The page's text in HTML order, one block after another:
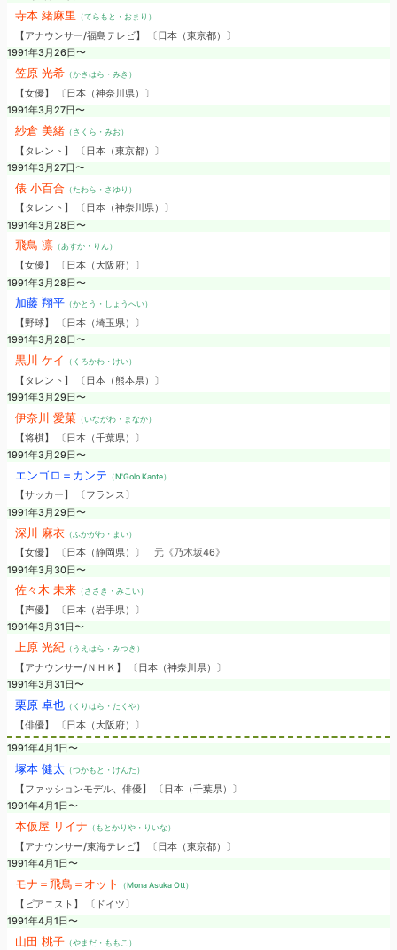
寺本 緒麻里 （てらもと・おまり）
【アナウンサー/福島テレビ】 〔日本（東京都）〕
1991年3月26日〜
笠原 光希（かさはら・みき）
【女優】 〔日本（神奈川県）〕
1991年3月27日〜
紗倉 美緒（さくら・みお）
【タレント】 〔日本（東京都）〕
1991年3月27日〜
俵 小百合（たわら・さゆり）
【タレント】 〔日本（神奈川県）〕
1991年3月28日〜
飛鳥 凛（あすか・りん）
【女優】 〔日本（大阪府）〕
1991年3月28日〜
加藤 翔平（かとう・しょうへい）
【野球】 〔日本（埼玉県）〕
1991年3月28日〜
黒川 ケイ （くろかわ・けい）
【タレント】 〔日本（熊本県）〕
1991年3月29日〜
伊奈川 愛菓 （いながわ・まなか）
【将棋】 〔日本（千葉県）〕
1991年3月29日〜
エンゴロ＝カンテ （N'Golo Kante）
【サッカー】 〔フランス〕
1991年3月29日〜
深川 麻衣（ふかがわ・まい）
【女優】 〔日本（静岡県）〕 元《乃木坂46》
1991年3月30日〜
佐々木 未来（ささき・みこい）
【声優】 〔日本（岩手県）〕
1991年3月31日〜
上原 光紀（うえはら・みつき）
【アナウンサー/ＮＨＫ】 〔日本（神奈川県）〕
1991年3月31日〜
栗原 卓也（くりはら・たくや）
【俳優】 〔日本（大阪府）〕
1991年4月1日〜
塚本 健太（つかもと・けんた）
【ファッションモデル、俳優】 〔日本（千葉県）〕
1991年4月1日〜
本仮屋 リイナ （もとかりや・りいな）
【アナウンサー/東海テレビ】 〔日本（東京都）〕
1991年4月1日〜
モナ＝飛鳥＝オット （Mona Asuka Ott）
【ピアニスト】 〔ドイツ〕
1991年4月1日〜
山田 桃子（やまだ・ももこ）